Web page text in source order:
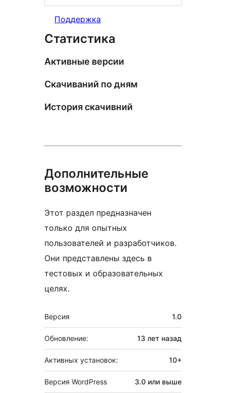
Поддержка
Статистика
Активные версии
Скачиваний по дням
История скачивний
Дополнительные
возможности
Этот раздел предназначен
только для опытных
пользователей и разработчиков.
Они представлены здесь в
тестовых и образовательных
целях.
Мета
Версия 1.0
Обновление: 13 лет назад
Активных установок: 10+
Версия WordPress 3.0 или выше